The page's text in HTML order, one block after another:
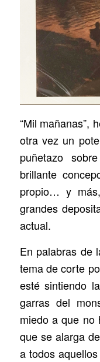
“Mil mañanas”,
otra vez un
puñetazo
brillante
propio… y
grandes
actual.
En palabras de
tema de corte
esté sintiendo
garras del
miedo a que no
que se alarga
a todos